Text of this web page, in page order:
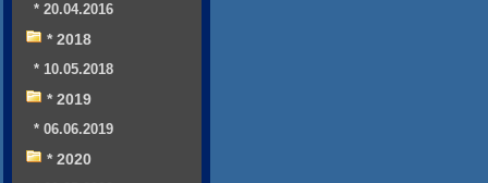
* 20.04.2016
* 2018
* 10.05.2018
* 2019
* 06.06.2019
* 2020